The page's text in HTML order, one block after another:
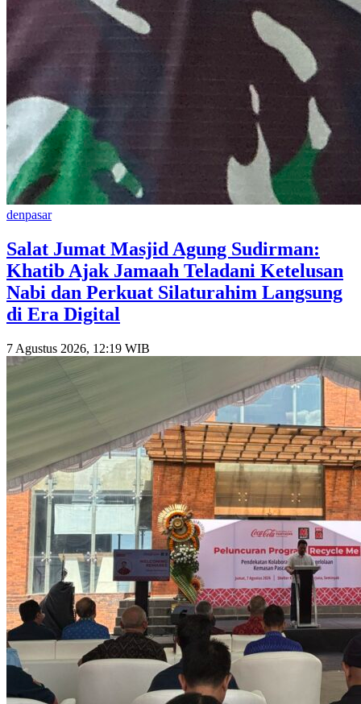
denpasar
Salat Jumat Masjid Agung Sudirman:
Khatib Ajak Jamaah Teladani Ketelusan
Nabi dan Perkuat Silaturahim Langsung
di Era Digital
7 Agustus 2026, 12:19 WIB